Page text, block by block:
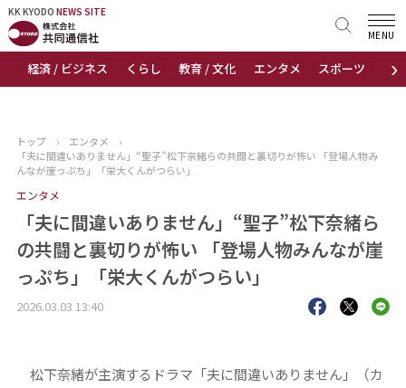
KK KYODO NEWS SITE
›
経済 / ビジネス くらし 教育 / 文化 エンタメ スポーツ 地域
MENU
KK KYODONEWS SITE
トップページ
ニュース
おすすめコンテンツ
出版物
会社概要
トップ › エンタメ
›
「夫に間違いありません」“聖子”松下奈緒らの共闘と裏切りが怖い 「登場人物み
んなが崖っぷち」「栄大くんがつらい」
エンタメ
「夫に間違いありません」“聖子”松下奈緒ら
の共闘と裏切りが怖い 「登場人物みんなが崖
っぷち」「栄大くんがつらい」
2026.03.03 13:40
松下奈緒が主演するドラマ「夫に間違いありません」（カ